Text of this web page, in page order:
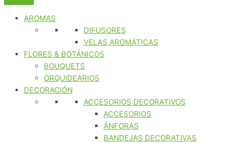
AROMAS
DIFUSORES
VELAS AROMÁTICAS
FLORES & BOTÁNICOS
BOUQUETS
ORQUIDEARIOS
DECORACIÓN
ACCESORIOS DECORATIVOS
ACCESORIOS
ÁNFORAS
BANDEJAS DECORATIVAS